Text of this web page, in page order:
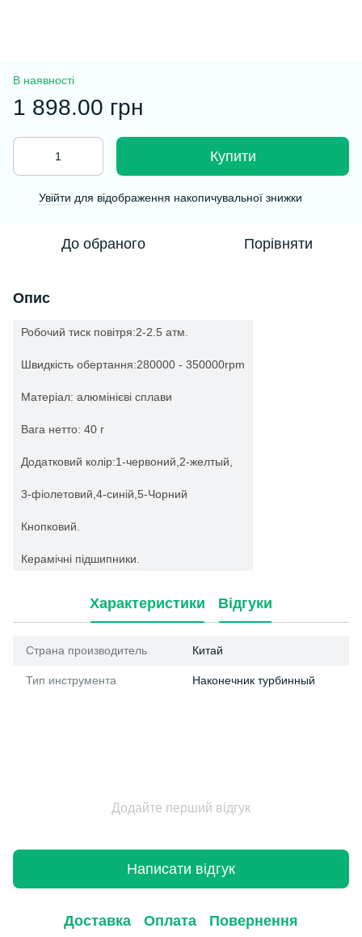
В наявності
1 898.00 грн
Купити
Увійти для відображення накопичувальної знижки
До обраного Порівняти
Опис
Робочий тиск повітря:2-2.5 атм.
Швидкість обертання:280000 - 350000rpm
Матеріал: алюмінієві сплави
Вага нетто: 40 г
Додатковий колір:1-червоний ,2-желтый,
3-фіолетовий ,4-синій ,5-Чорний
Кнопковий.
Керамічні підшипники.
Характеристики Відгуки
Страна производитель Китай
Тип инструмента Наконечник турбинный
Додайте перший відгук
Написати відгук
Доставка Оплата Повернення